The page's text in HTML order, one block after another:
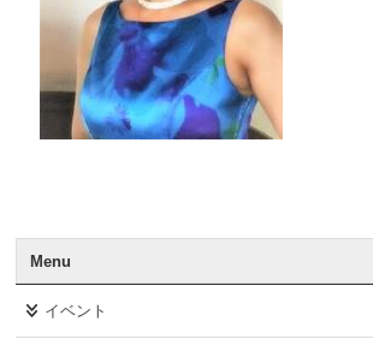
Menu
イベント